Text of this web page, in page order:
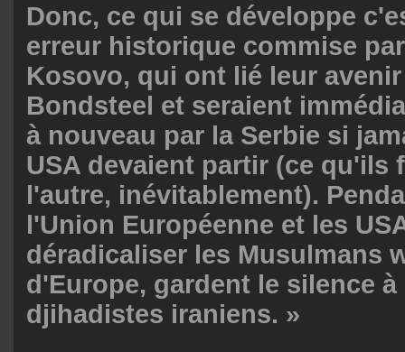
Donc, ce qui se développe
erreur historique commise
Kosovo, qui ont lié leur avenir
Bondsteel et seraient
à nouveau par la Serbie si
USA devaient partir (ce qu'ils
l'autre, inévitablement).
l'Union Européenne et les
déradicaliser les Musulmans
d'Europe, gardent le silence
djihadistes iraniens. »